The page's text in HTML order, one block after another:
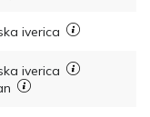
iverica
iverica